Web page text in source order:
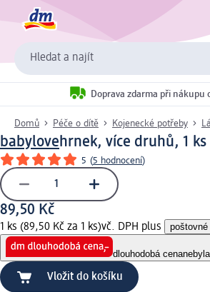
Hledat a najít
Doprava zdarma při nákupu
Domů Péče o dítě Kojenecké potřeby
babylovehrnek, více druhů, 1 ks
5 (5 hodnocení)
89,50 Kč
1 ks (89,50 Kč za 1 ks)vč. DPH plus poštovné
dlouhodobá cena
Vložit do košíku